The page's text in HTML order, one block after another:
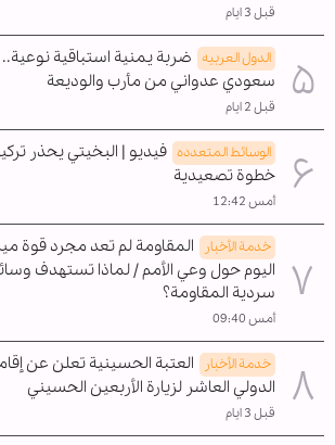
قبل 3 ايام
الدول العربیه ضربة يمنية استباقية
سعودي عدواني من مأرب والوديعة
قبل 2 ايام
الوسائط المتعدده فيديو | البخيتي يحذر
خطوة تصعيدية
أمس 12:42
خدمة الأخبار
المقاومة لم تعد مجرد قوة
اليوم حول وعي الأمم / لماذا تستهدف وسائل
سردية المقاومة؟
أمس 09:40
خدمة الأخبار
العتبة الحسينية تعلن عن
الدولي العاشر لزيارة الأربعين الحسيني
قبل 3 ايام